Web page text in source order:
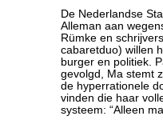
De Nederlandse
Alleman aan
Rümke en
cabaretduo) willen
burger en politiek.
gevolgd, Ma stemt
de hyperrationele
vinden die haar
systeem: “Alleen